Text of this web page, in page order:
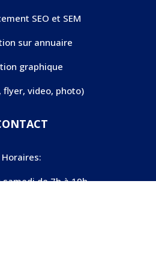
SEO et SEM
sur annuaire
graphique
flyer, video, photo)
Horaires:
samedi de 7h à 19h.